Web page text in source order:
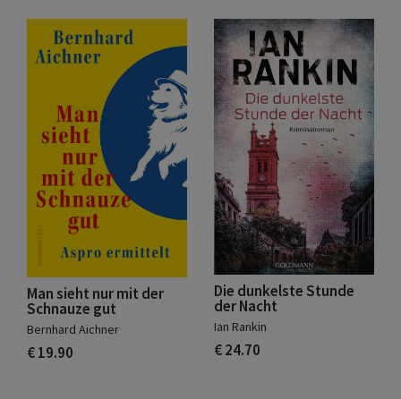
Man sieht nur mit der
Schnauze gut
Bernhard Aichner
€ 19.90
Die dunkelste Stunde
der Nacht
Ian Rankin
€ 24.70